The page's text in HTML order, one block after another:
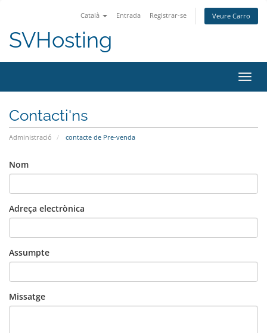
Català Entrada Registrar-se Veure Carro
SVHosting
Contacti'ns
Administració contacte de Pre-venda
Nom
Adreça electrònica
Assumpte
Missatge